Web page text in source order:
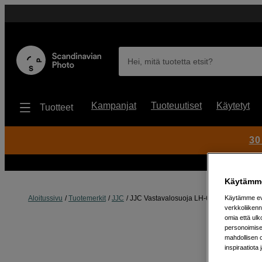
Hei, mitä tuotetta etsit?
Tuotteet Kampanjat Tuoteuutiset Käytetyt
Aloitussivu Tuotemerkit JJC JJC Vastavalosuoja LH-68 vastaa ES-68
Käytämme
omia että
mahdollisen
inspiraatiota